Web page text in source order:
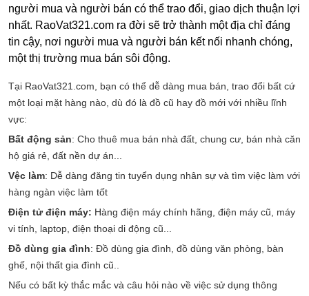
người mua và người bán có thể trao đổi, giao dịch thuận lợi
nhất. RaoVat321.com ra đời sẽ trở thành một địa chỉ đáng
tin cậy, nơi người mua và người bán kết nối nhanh chóng,
một thị trường mua bán sôi động.
Tại RaoVat321.com, bạn có thể dễ dàng mua bán, trao đổi bất cứ
một loại mặt hàng nào, dù đó là đồ cũ hay đồ mới với nhiều lĩnh
vực:
Bất động sản: Cho thuê mua bán nhà đất, chung cư, bán nhà căn
hộ giá rẻ, đất nền dự án...
Vệc làm: Dễ dàng đăng tin tuyển dụng nhân sự và tìm việc làm với
hàng ngàn việc làm tốt
Điện tử điện máy: Hàng điện máy chính hãng, điện máy cũ, máy
vi tính, laptop, điện thoại di động cũ...
Đồ dùng gia đình: Đồ dùng gia đình, đồ dùng văn phòng, bàn
ghế, nội thất gia đình cũ..
Nếu có bất kỳ thắc mắc và câu hỏi nào về việc sử dụng thông